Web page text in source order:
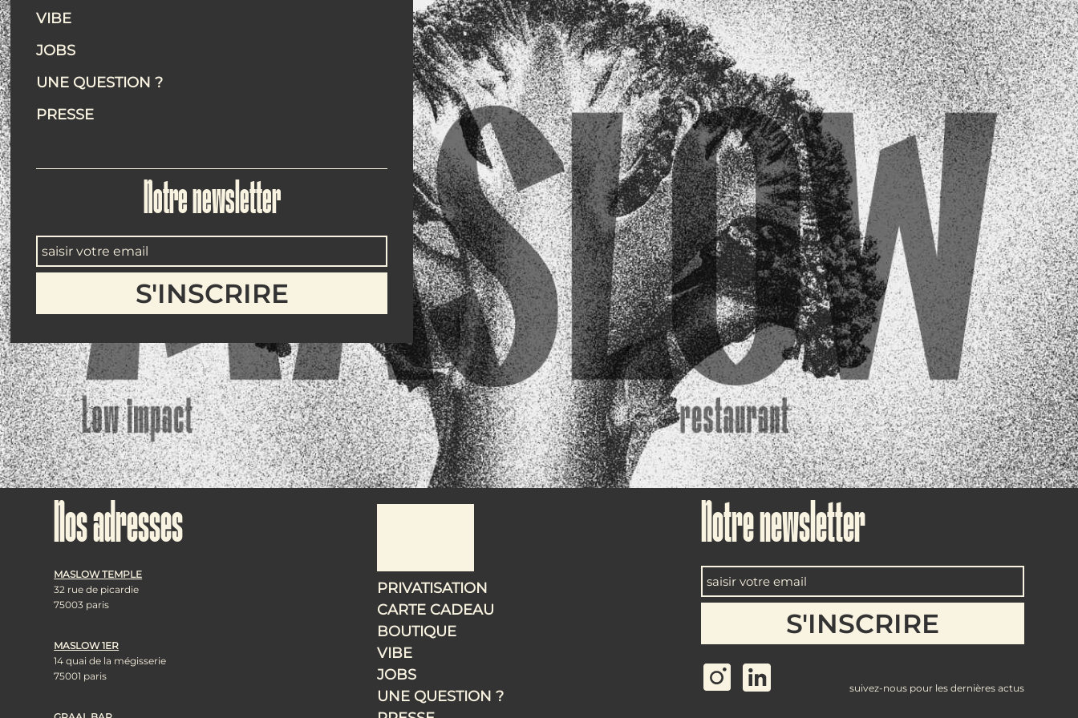
VIBE
JOBS
UNE QUESTION ?
PRESSE
Notre newsletter
Nos adresses
MASLOW TEMPLE
32 rue de picardie
75003 paris
MASLOW 1ER
14 quai de la mégisserie
75001 paris
PRIVATISATION
CARTE CADEAU
BOUTIQUE
VIBE
JOBS
UNE QUESTION ?
Notre newsletter
suivez-nous pour les dernières actus